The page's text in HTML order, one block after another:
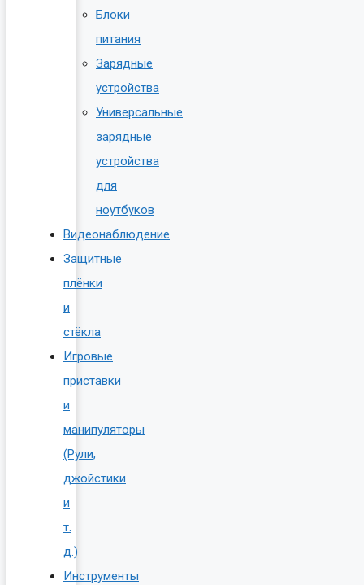
Блоки
питания
Зарядные
устройства
Универсальные
зарядные
устройства
для
ноутбуков
Видеонаблюдение
Защитные
плёнки
и
стёкла
Игровые
приставки
и
манипуляторы
(Рули,
джойстики
и
т.
д.)
Инструменты